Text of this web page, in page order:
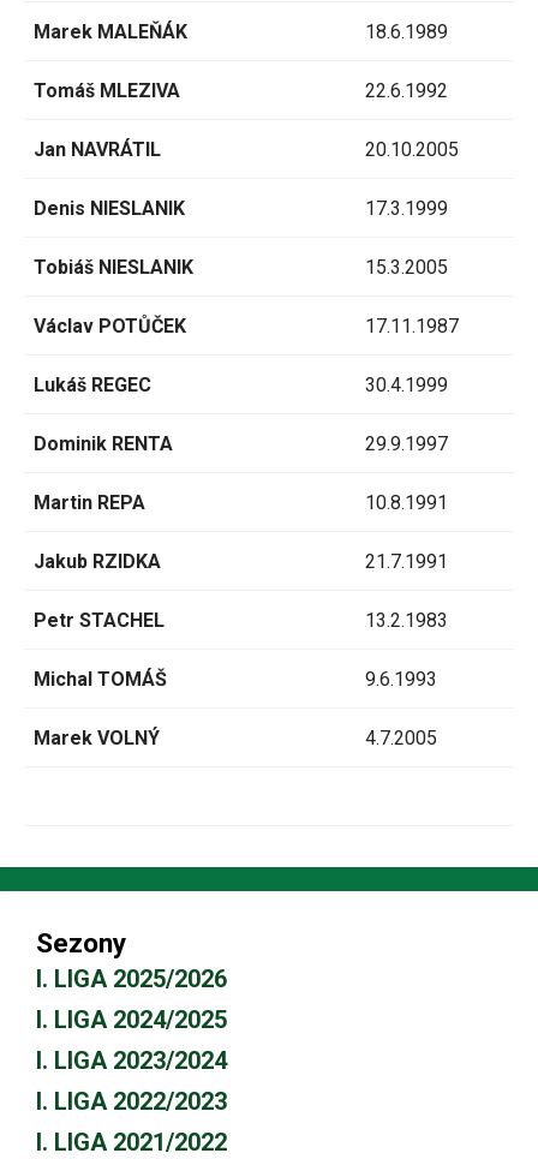
Marek MALEŇÁK 18.6.1989
Tomáš MLEZIVA 22.6.1992
Jan NAVRÁTIL 20.10.2005
Denis NIESLANIK 17.3.1999
Tobiáš NIESLANIK 15.3.2005
Václav POTŮČEK 17.11.1987
Lukáš REGEC 30.4.1999
Dominik RENTA 29.9.1997
Martin REPA 10.8.1991
Jakub RZIDKA 21.7.1991
Petr STACHEL 13.2.1983
Michal TOMÁŠ 9.6.1993
Marek VOLNÝ 4.7.2005
Sezony
I. LIGA 2025/2026
I. LIGA 2024/2025
I. LIGA 2023/2024
I. LIGA 2022/2023
I. LIGA 2021/2022